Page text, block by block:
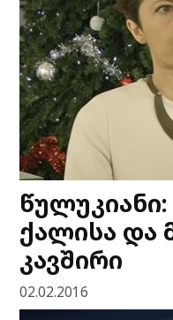
ქალისა და
კავშირი
02.02.2016